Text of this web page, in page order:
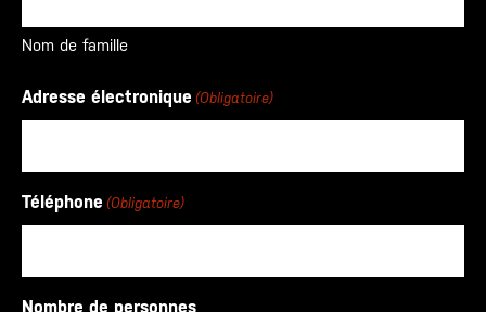
Nom de famille
Adresse électronique (Obligatoire)
Téléphone (Obligatoire)
Nombre de personnes